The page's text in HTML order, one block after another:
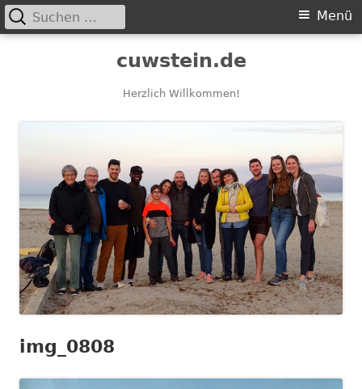
cuwstein.de
Herzlich Willkommen!
Primäres
Menü
Suchen
nach:
img_0808